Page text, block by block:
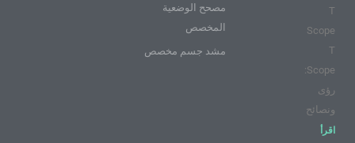
T
Scope
T
Scope:
رؤى
ونصائح
اقرأ
مصحح الوضعية
المخصص
مشد جسم مخصص